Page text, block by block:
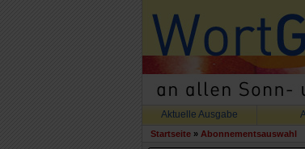
Aktuelle Ausgabe
Startseite» Abonnementsauswahl